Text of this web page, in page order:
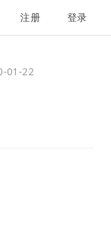
注册 登录
01-22